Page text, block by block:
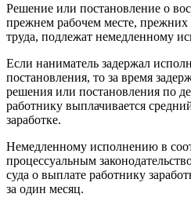
Решение или постановление о
прежнем рабочем месте,
труда, подлежат немедленному
Если наниматель задержал
постановления, то за время
решения или постановления по
работнику выплачивается
заработке.
Немедленному исполнению в
процессуальным
суда о выплате работнику
за один месяц.